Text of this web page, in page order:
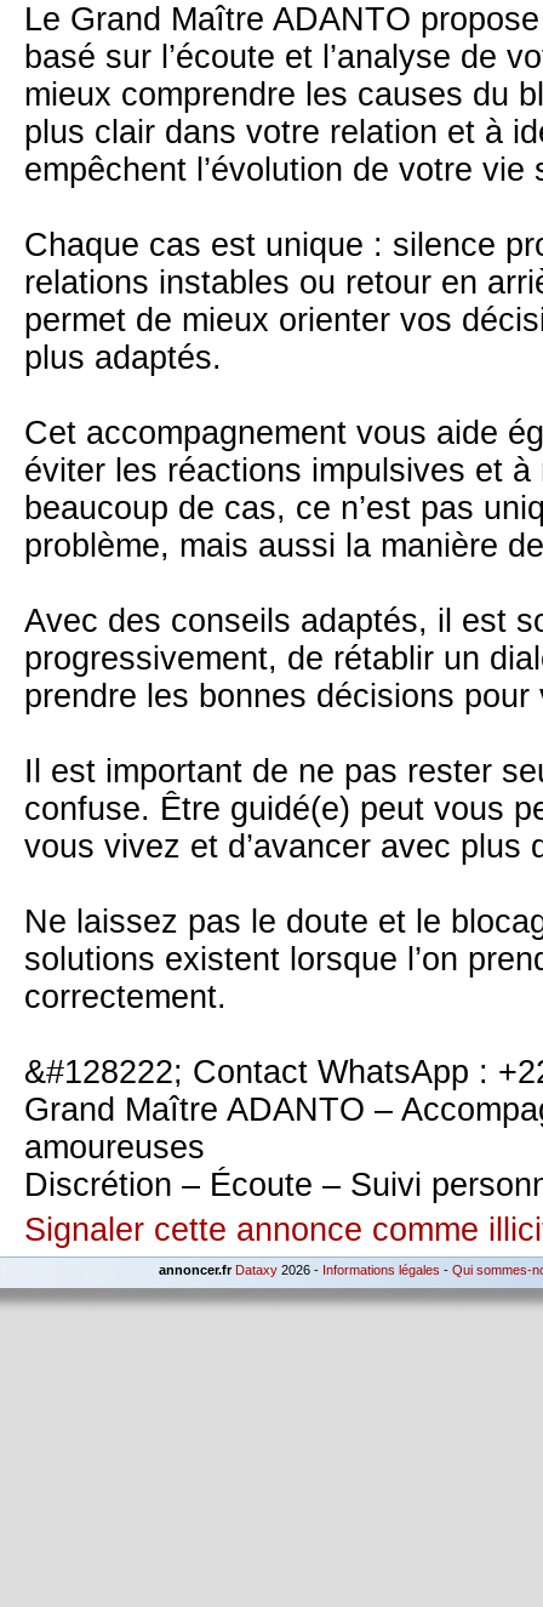
Le Grand Maître ADANTO
basé sur l’écoute et l’analyse de
mieux comprendre les causes du
plus clair dans votre relation et à
empêchent l’évolution de votre vie
Chaque cas est unique : silence
relations instables ou retour en
permet de mieux orienter vos
plus adaptés.
Cet accompagnement vous aide
éviter les réactions impulsives et
beaucoup de cas, ce n’est pas
problème, mais aussi la manière
Avec des conseils adaptés, il est
progressivement, de rétablir un
prendre les bonnes décisions pour
Il est important de ne pas rester
confuse. Être guidé(e) peut vous
vous vivez et d’avancer avec plus
Ne laissez pas le doute et le
solutions existent lorsque l’on
correctement.
&#128222; Contact WhatsApp :
Grand Maître ADANTO –
amoureuses
Discrétion – Écoute – Suivi
Signaler cette annonce comme
annoncer.fr Dataxy 2026 - Informations légales - Qui sommes-